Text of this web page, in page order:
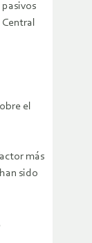
el
más
sido